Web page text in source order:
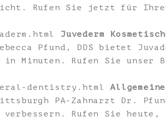
Rufen Sie jetzt für Ihren
Juvederm
Pfund, DDS bietet
Minuten. Rufen Sie unser
dentistry.html
PA-Zahnarzt Dr.
Rufen Sie